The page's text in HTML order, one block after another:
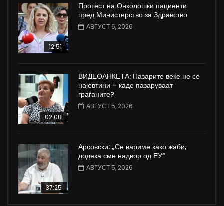
12:51
Протест на Онколошки пациенти
пред Министерство за Здравство
АВГУСТ 6, 2026
02:08
ВИДЕОАНКЕТА: Пазарите веќе не се
најевтини – каде пазаруваат
граѓаните?
АВГУСТ 5, 2026
37:25
Арсовски: „Се вариме како жаби,
додека сме надвор од ЕУ“
АВГУСТ 5, 2026